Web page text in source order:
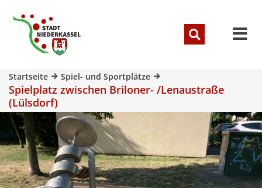
Startseite Spiel- und Sportplätze
Spielplatz zwischen Briloner- /Lenaustraße
(Lülsdorf)